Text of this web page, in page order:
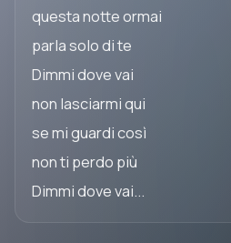
questa notte ormai
parla solo di te
Dimmi dove vai
non lasciarmi qui
se mi guardi così
non ti perdo più
Dimmi dove vai...